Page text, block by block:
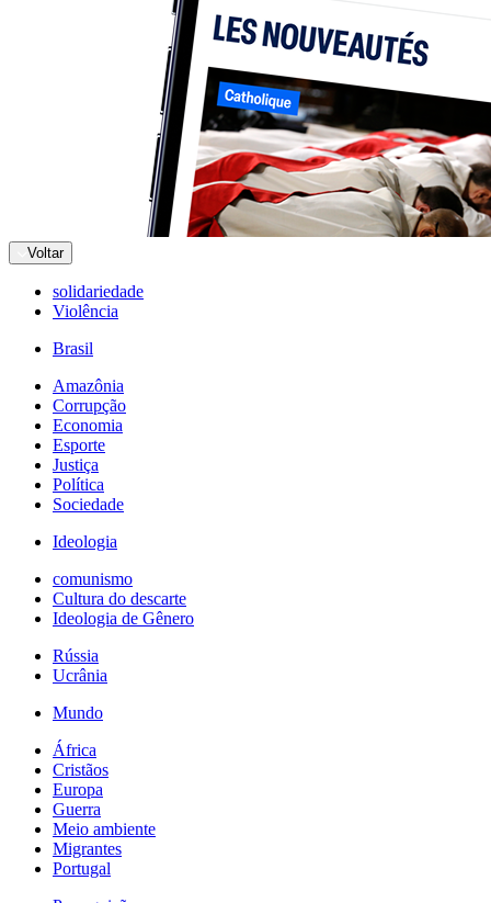
Voltar
solidariedade
Violência
Brasil
Amazônia
Corrupção
Economia
Esporte
Justiça
Política
Sociedade
Ideologia
comunismo
Cultura do descarte
Ideologia de Gênero
Rússia
Ucrânia
Mundo
África
Cristãos
Europa
Guerra
Meio ambiente
Migrantes
Portugal